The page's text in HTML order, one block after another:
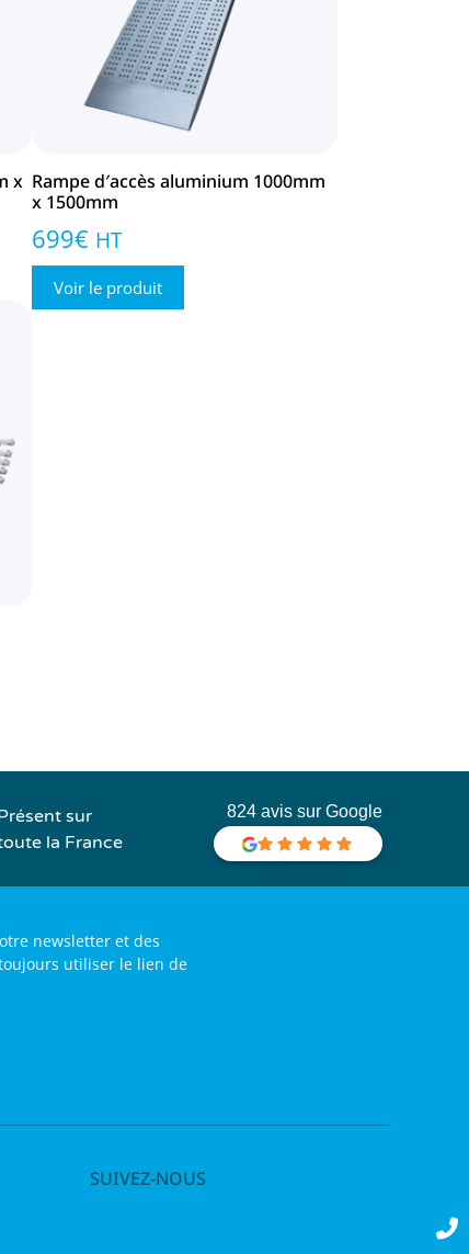
x Rampe d′accès aluminium 1000mm
x 1500mm
699€ HT
Voir le produit
sur
la France
824 avis sur Google
newsletter et des
toujours utiliser le lien de
SUIVEZ-NOUS